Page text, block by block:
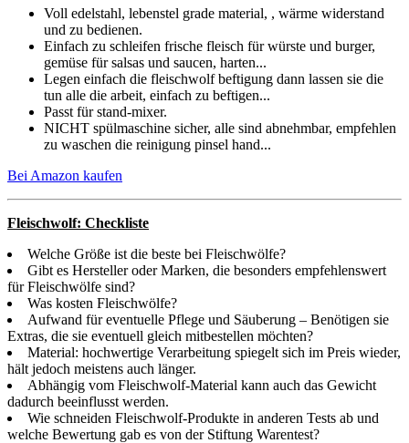
Voll edelstahl, lebenstel grade material, , wärme widerstand
und zu bedienen.
Einfach zu schleifen frische fleisch für würste und burger,
gemüse für salsas und saucen, harten...
Legen einfach die fleischwolf beftigung dann lassen sie die
tun alle die arbeit, einfach zu beftigen...
Passt für stand-mixer.
NICHT spülmaschine sicher, alle sind abnehmbar, empfehlen
zu waschen die reinigung pinsel hand...
Bei Amazon kaufen
Fleischwolf: Checkliste
Welche Größe ist die beste bei Fleischwölfe?
Gibt es Hersteller oder Marken, die besonders empfehlenswert
für Fleischwölfe sind?
Was kosten Fleischwölfe?
Aufwand für eventuelle Pflege und Säuberung – Benötigen sie
Extras, die sie eventuell gleich mitbestellen möchten?
Material: hochwertige Verarbeitung spiegelt sich im Preis wieder,
hält jedoch meistens auch länger.
Abhängig vom Fleischwolf-Material kann auch das Gewicht
dadurch beeinflusst werden.
Wie schneiden Fleischwolf-Produkte in anderen Tests ab und
welche Bewertung gab es von der Stiftung Warentest?